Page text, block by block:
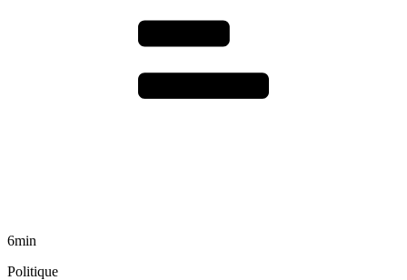
6min
Politique